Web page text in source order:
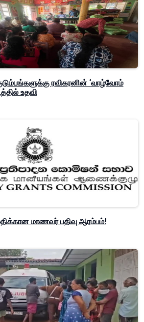
ரவிகரனின் ‘வாழ்வோம்
உதவி
மாணவர் பதிவு ஆரம்பம்!